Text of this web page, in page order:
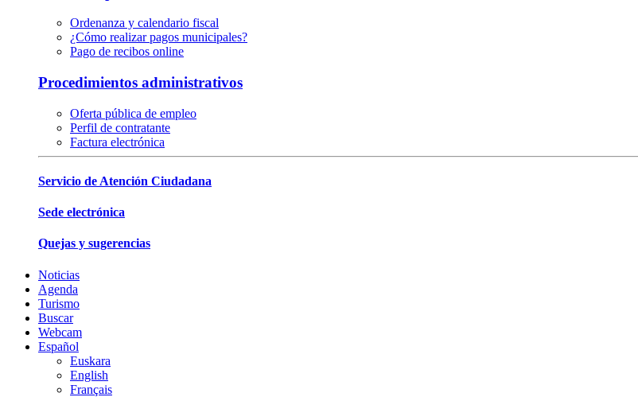
Ordenanza y calendario fiscal
¿Cómo realizar pagos municipales?
Pago de recibos online
Procedimientos administrativos
Oferta pública de empleo
Perfil de contratante
Factura electrónica
Servicio de Atención Ciudadana
Sede electrónica
Quejas y sugerencias
Noticias
Agenda
Turismo
Buscar
Webcam
Español
Euskara
English
Français